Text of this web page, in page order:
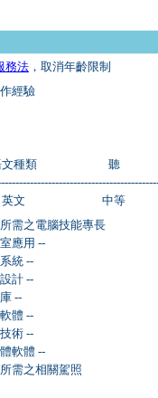
務法 ，取消年齡限制
經驗
種類 聽
英文
中等
需之電腦技能專長
應用 --
統 --
計 --
--
體 --
術 --
軟體 --
需之相關駕照